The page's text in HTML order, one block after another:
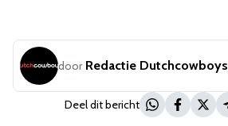
door Redactie Dutchcowboys
Deel dit bericht